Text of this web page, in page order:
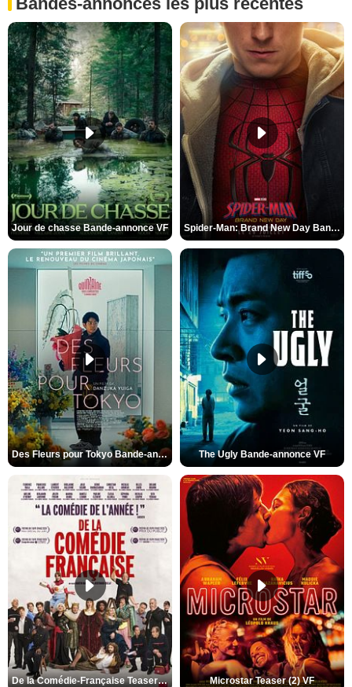
Jour de chasse Bande-annonce VF Spider-Man: Brand New Day Bande-annonce (3) VO STFR
Des Fleurs pour Tokyo Bande-annonce VO STFR The Ugly Bande-annonce VF
De la Comédie-Française Teaser (3) VF Microstar Teaser (2) VF